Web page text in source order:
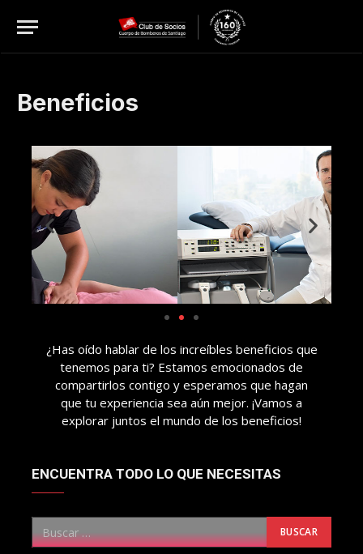
Beneficios
¿Has oído hablar de los increíbles beneficios que
tenemos para ti? Estamos emocionados de
compartirlos contigo y esperamos que hagan
que tu experiencia sea aún mejor. ¡Vamos a
explorar juntos el mundo de los beneficios!
ENCUENTRA TODO LO QUE NECESITAS